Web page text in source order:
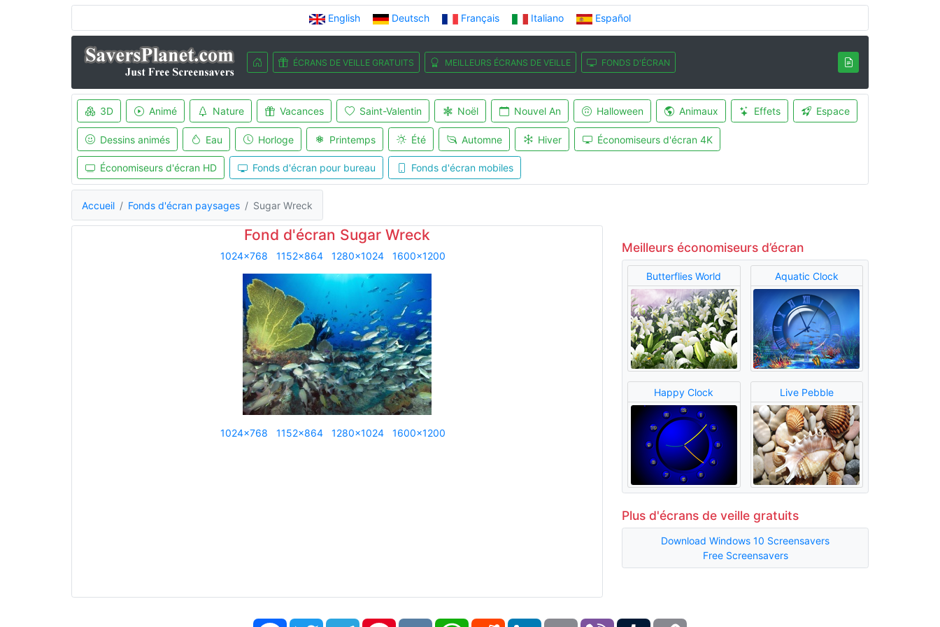
English Deutsch Français Italiano Español
ÉCRANS DE VEILLE GRATUITS MEILLEURS ÉCRANS DE VEILLE FONDS D'ÉCRAN
3D Animé Nature Vacances Saint-Valentin Noël Nouvel An Halloween Animaux Effets Espace
Dessins animés Eau Horloge Printemps Été Automne Hiver Économiseurs d'écran 4K
Économiseurs d'écran HD Fonds d'écran pour bureau Fonds d'écran mobiles
Accueil Fonds d'écran paysages Sugar Wreck
Fond d'écran Sugar Wreck
1024x768 1152x864 1280x1024 1600x1200
1024x768 1152x864 1280x1024 1600x1200
Meilleurs économiseurs d’écran
Butterflies World Aquatic Clock
Happy Clock Live Pebble
Plus d'écrans de veille gratuits
Download Windows 10 Screensavers
Free Screensavers